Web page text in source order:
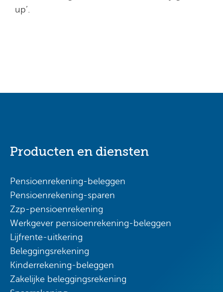
up’.
Producten en diensten
Pensioenrekening-beleggen
Pensioenrekening-sparen
Zzp-pensioenrekening
Werkgever pensioenrekening-beleggen
Lijfrente-uitkering
Beleggingsrekening
Kinderrekening-beleggen
Zakelijke beleggingsrekening